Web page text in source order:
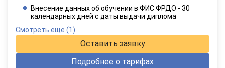
При оплате в рассрочку на 12 месяцев
Внесение данных об обучении в ФИС ФРДО - 30
календарных дней с даты выдачи диплома
Смотреть еще (1)
Оставить заявку
Подробнее о тарифах